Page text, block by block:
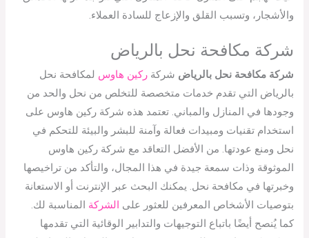
والأشجار، وتسبب القلق والإزعاج للسادة العملاء.
شركة مكافحة نحل بالرياض
شركة مكافحة نحل بالرياض شركةركين هاوس لمكافحة نحل
بالرياض التي تقدم خدمات متخصصة للتخلص من نحل والحد من
وجودها في المنازل والمباني. تعتمد هذه شركة ركين هاوس على
استخدام تقنيات ومبيدات فعالة وآمنة للبشر والبيئة للتحكم في
نحل ومنع عودتها. من الأفضل التعاقد مع شركة ركين هاوس
الموثوقة وذات سمعة جيدة في هذا المجال، والتأكد من تراخيصها
وخبرتها في مكافحة نحل. يمكنك البحث عبر الإنترنت أو الاستعانة
بتوصيات الأشخاص المعرفين للعثور على الشركة المناسبة لك.
كما يُنصح أيضًا باتباع التوجيهات والتدابير الوقائية التي تقدمها